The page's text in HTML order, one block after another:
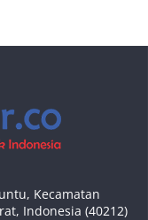
Kecamatan
Indonesia (40212)